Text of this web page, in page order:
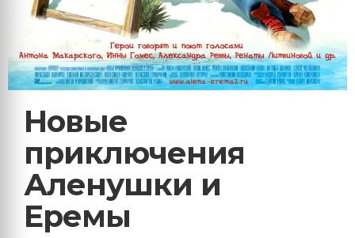
Новые
приключения
Аленушки и
Еремы